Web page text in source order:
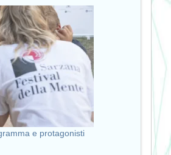
e protagonisti